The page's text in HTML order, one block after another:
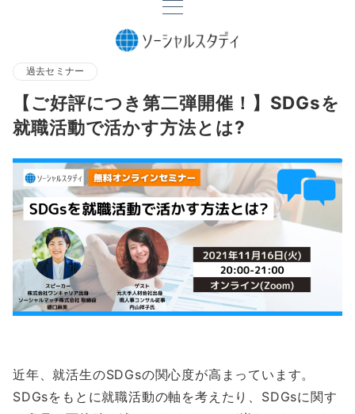
過去セミナー
【ご好評につき第二弾開催！】SDGsを
就職活動で活かす方法とは?
近年、就活生のSDGsの関心度が高まっています。
SDGsをもとに就職活動の軸を考えたり、SDGsに関す